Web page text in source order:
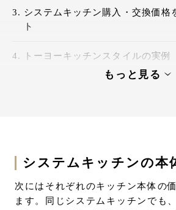
システムキッチン購入・交換価格
ト
トーヨーキッチンスタイルの実例
もっと見る
システムキッチンの本
次にはそれぞれのキッチン本体の
ます。同じシステムキッチンでも